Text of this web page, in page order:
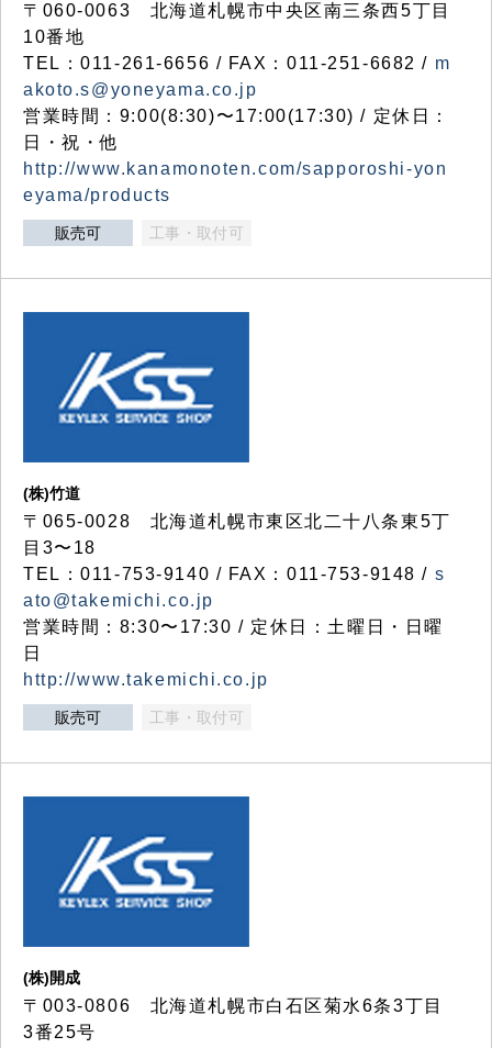
〒060-0063 北海道札幌市中央区南三条西5丁目
10番地
TEL：011-261-6656 / FAX：011-251-6682 / m
akoto.s@yoneyama.co.jp
営業時間：9:00(8:30)〜17:00(17:30) / 定休日：
日・祝・他
http://www.kanamonoten.com/sapporoshi-yon
eyama/products
販売可 工事・取付可
(株)竹道
〒065-0028 北海道札幌市東区北二十八条東5丁
目3〜18
TEL：011-753-9140 / FAX：011-753-9148 / s
ato@takemichi.co.jp
営業時間：8:30〜17:30 / 定休日：土曜日・日曜
日
http://www.takemichi.co.jp
販売可 工事・取付可
(株)開成
〒003-0806 北海道札幌市白石区菊水6条3丁目
3番25号